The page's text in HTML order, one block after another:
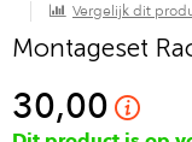
Vergelijk dit
Montageset
30,00